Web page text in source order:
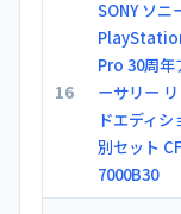
16
SONY ソニ
Pro 30周年
ーサリー
ドエディシ
別セット
7000B30